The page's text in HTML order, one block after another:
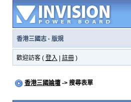
香港三國志· 版規
歡迎訪客 ( 登入 註冊)
香港三國論壇-> 搜尋表單